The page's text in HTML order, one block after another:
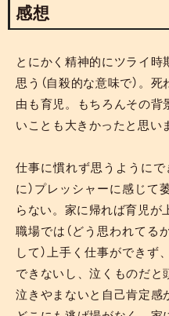
感想
とにかく精神的にツライ時
思う（自殺的な意味で）。
由も育児。もちろんその背
いことも大きかったと思い
仕事に慣れず思うようにで
に）プレッシャーに感じて
らない。家に帰れば育児が
職場では（どう思われてる
して）上手く仕事ができ
できないし、泣くものだと
泣きやまないと自己肯定感